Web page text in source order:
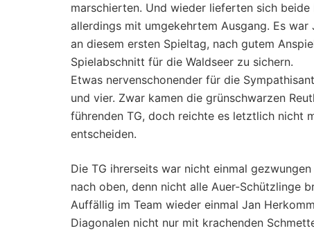
marschierten. Und wieder lieferten sich
allerdings mit umgekehrtem Ausgang. Es
an diesem ersten Spieltag, nach gutem
Spielabschnitt für die Waldseer zu sichern.
Etwas nervenschonender für die
und vier. Zwar kamen die grünschwarzen
führenden TG, doch reichte es letztlich nicht
entscheiden.
Die TG ihrerseits war nicht einmal
nach oben, denn nicht alle Auer-Schützlinge
Auffällig im Team wieder einmal Jan
Diagonalen nicht nur mit krachenden